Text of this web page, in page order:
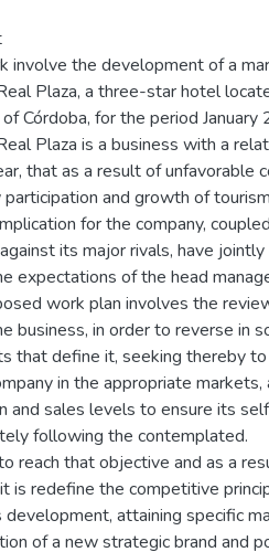
involve the development of a
Plaza, a three-star hotel
Córdoba, for the period
Plaza is a business with a
that as a result of unfavorable
and growth of
for the company,
its major rivals, have
expectations of the head
work plan involves the
business, in order to reverse in
that define it, seeking thereby
in the appropriate markets,
and sales levels to ensure its
following the contemplated.
reach that objective and as a
is redefine the competitive
development, attaining specific
of a new strategic brand and